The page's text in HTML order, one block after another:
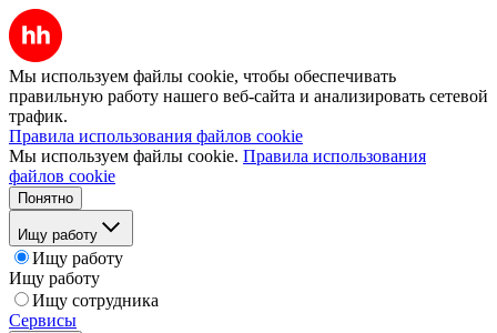
Мы используем файлы cookie, чтобы обеспечивать
правильную работу нашего веб-сайта и анализировать сетевой
трафик.
Правила использования файлов cookie
Мы используем файлы cookie. Правила использования
файлов cookie
Понятно
Ищу работу
Ищу работу
Ищу работу
Ищу сотрудника
Сервисы